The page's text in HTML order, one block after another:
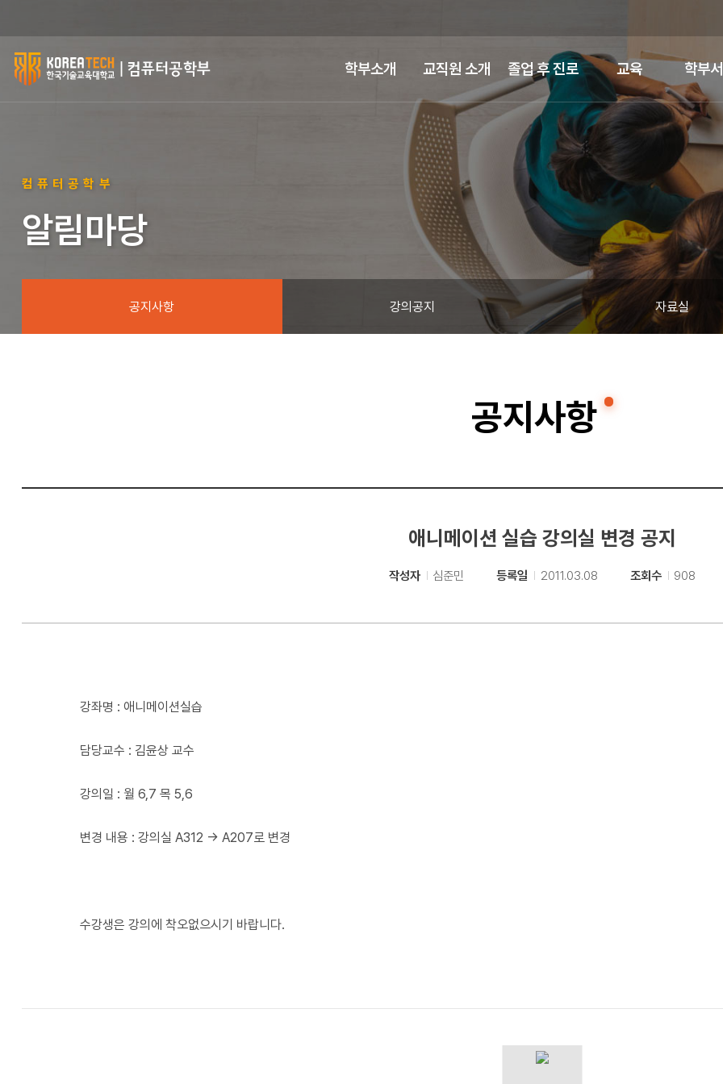
한
육
교
학
학부소개 교직원 소개 졸업 후 진로 교육 학부
컴퓨터공학부
알림마당
공지사항 강의공지 자료실
공지사항
애니메이션 실습 강의실 변경 공지
작성자 심준민 등록일 2011.03.08 조회수 908
강좌명 : 애니메이션실습
담당교수 : 김윤상 교수
강의일 : 월 6,7 목 5,6
변경 내용 : 강의실 A312 -> A207로 변경
수강생은 강의에 착오없으시기 바랍니다.